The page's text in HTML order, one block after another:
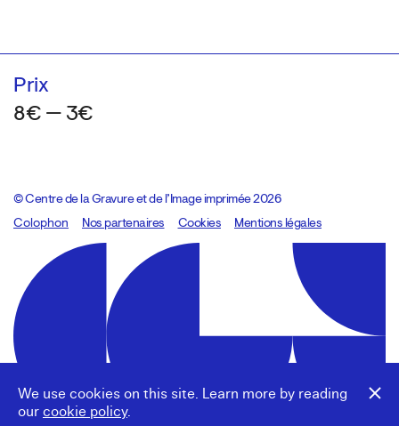
We use cookies on this site. Learn more by reading
our cookie policy.
Prix
8€ — 3€
© Centre de la Gravure et de l’Image imprimée 2026
Colophon
Design:Marcel Kaczmarek, code:8080.studio
Nos partenaires Cookies Mentions légales